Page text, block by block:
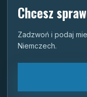
Chcesz
Zadzwoń i podaj
Niemczech.